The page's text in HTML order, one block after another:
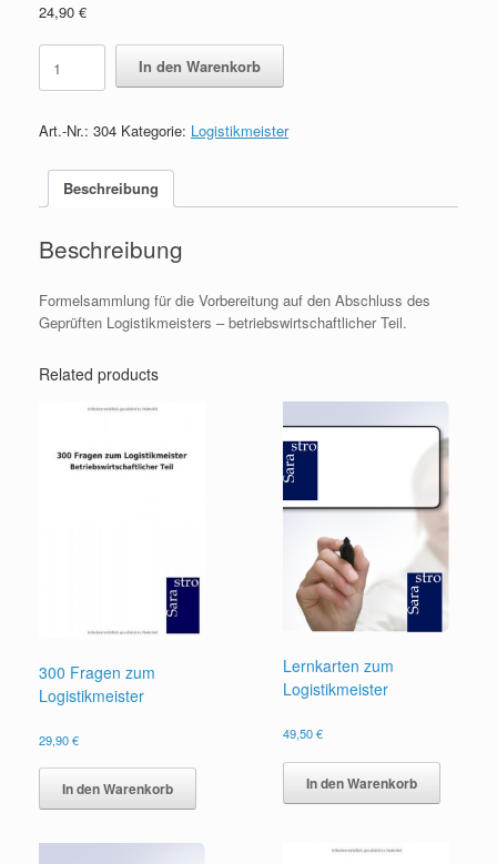
24,90 €
Geprüfter
Logistikmeister
-
quantity
In den Warenkorb
Art.-Nr.: 304 Kategorie: Logistikmeister
Beschreibung
Beschreibung
Formelsammlung für die Vorbereitung auf den Abschluss des
Geprüften Logistikmeisters – betriebswirtschaftlicher Teil.
Related products
300 Fragen zum
Logistikmeister
29,90€
In den Warenkorb
Lernkarten zum
Logistikmeister
49,50€
In den Warenkorb